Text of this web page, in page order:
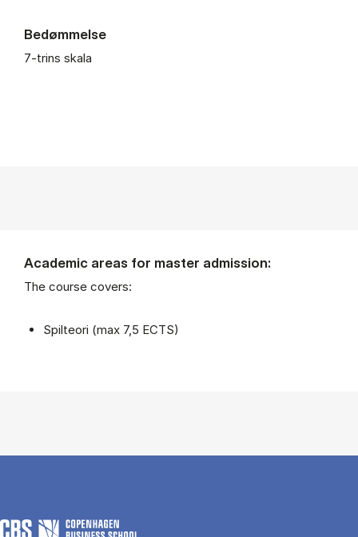
Bedømmelse
7-trins skala
Academic areas for master admission:
The course covers:
Spilteori (max 7,5 ECTS)